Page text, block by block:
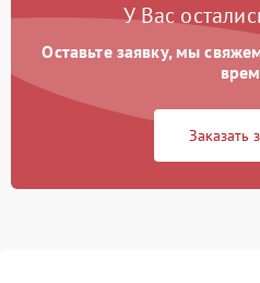
У Вас
Оставьте заявку, мы
Заказать